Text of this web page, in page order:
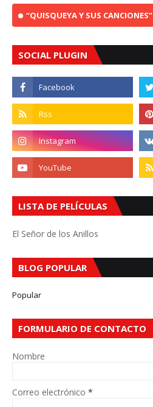
“QUISQUEYA Y SUS CANCIONES”
SOCIAL PLUGIN
LISTA DE PELÍCULAS
El Señor de los Anillos
BLOG POPULAR
Popular
FORMULARIO DE CONTACTO
Nombre
Correo electrónico *